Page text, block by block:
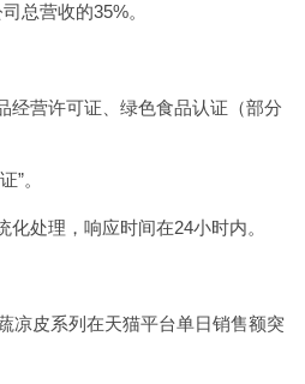
总营收的35%。
经营许可证、绿色食品认证（部分
”。
处理，响应时间在24小时内。
凉皮系列在天猫平台单日销售额突